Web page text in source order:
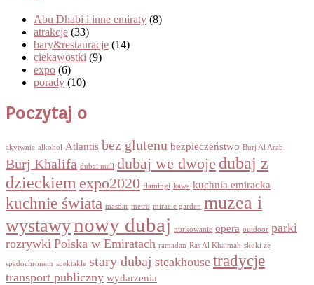
Abu Dhabi i inne emiraty (8)
atrakcje (33)
bary&restauracje (14)
ciekawostki (9)
expo (6)
porady (10)
Poczytaj o
akytwnie alkohol Atlantis bez glutenu bezpieczeństwo Burj Al Arab
Burj Khalifa dubai mall dubaj we dwoje dubaj z
dzieckiem expo2020 flamingi kawa kuchnia emiracka
kuchnie świata masdar metro miracle garden muzea i
wystawynowy dubaj nurkowanie opera outdoor parki
rozrywki Polska w Emiratach ramadan Ras Al Khaimah skoki ze
spadochronem spektakle stary dubaj steakhouse tradycje
transport publiczny wydarzenia